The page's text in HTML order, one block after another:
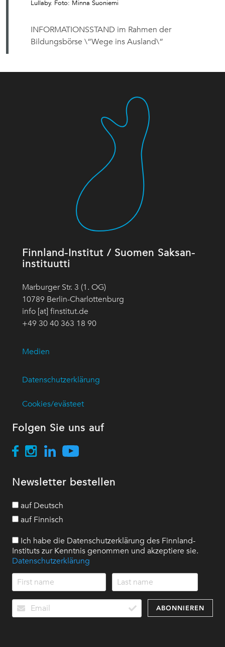
Lullaby. Foto: Minna Suoniemi
INFORMATIONSSTAND im Rahmen der
Bildungsbörse \“Wege ins Ausland\“
Finnland-Institut / Suomen Saksan-
instituutti
Marburger Str. 3 (1. OG)
10789 Berlin-Charlottenburg
info [at] finstitut.de
+49 30 40 363 18 90
Medien
Datenschutzerklärung
Cookies/evästeet
Folgen Sie uns auf
Newsletter bestellen
auf Deutsch
auf Finnisch
Ich habe die Datenschutzerklärung des Finnland-
Instituts zur Kenntnis genommen und akzeptiere sie.
Datenschutzerklärung
ABONNIEREN